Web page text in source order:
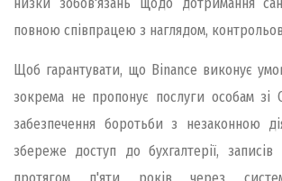
повною співпрацею з наглядом,
Щоб гарантувати, що Binance виконує
зокрема не пропонує послуги особам
забезпечення боротьби з незаконною
збереже доступ до бухгалтерії,